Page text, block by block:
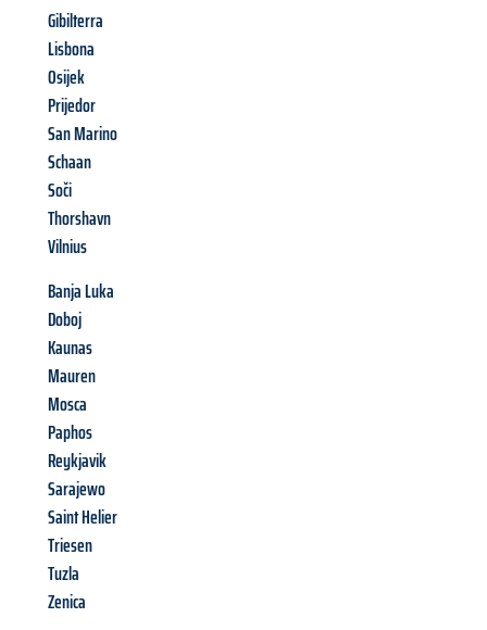
Gibilterra
Lisbona
Osijek
Prijedor
San Marino
Schaan
Soči
Thorshavn
Vilnius
Banja Luka
Doboj
Kaunas
Mauren
Mosca
Paphos
Reykjavik
Sarajewo
Saint Helier
Triesen
Tuzla
Zenica